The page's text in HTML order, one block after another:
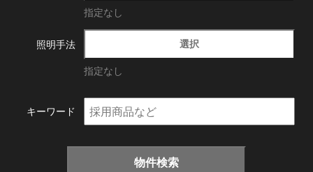
指定なし
照明手法 選択
指定なし
キーワード
物件検索